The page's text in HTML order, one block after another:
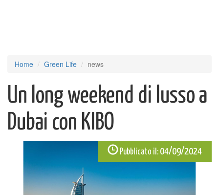
Home Green Life news
Un long weekend di lusso a
Dubai con KIBO
Pubblicato il: 04/09/2024